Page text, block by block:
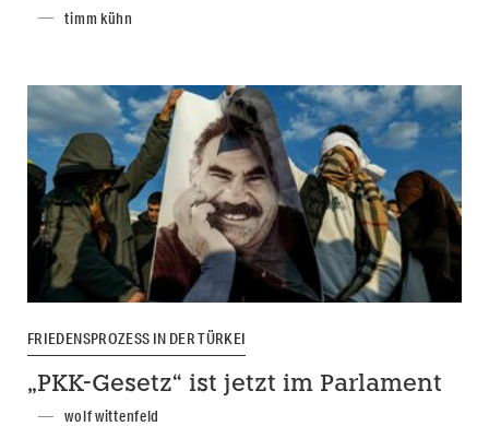
timm kühn
FRIEDENSPROZESS IN DER TÜRKEI
„PKK-Gesetz“ ist jetzt im Parlament
wolf wittenfeld